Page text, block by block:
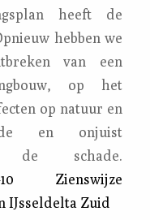
heeft de
hebben we
van een
op het
op natuur en
en onjuist
de schade.
10 Zienswijze
IJsseldelta Zuid